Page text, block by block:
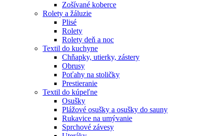
Zošívané koberce
Rolety a žáluzie
Plisé
Rolety
Rolety deň a noc
Textil do kuchyne
Chňapky, utierky, zástery
Obrusy
Poťahy na stoličky
Prestieranie
Textil do kúpeľne
Osušky
Plážové osušky a osušky do sauny
Rukavice na umývanie
Sprchové závesy